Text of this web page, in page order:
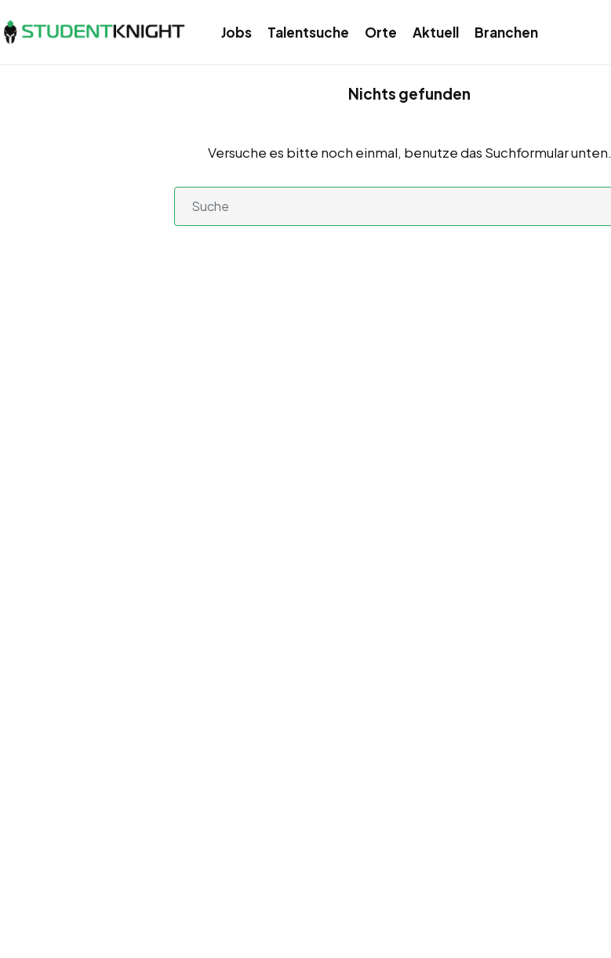
Jobs Talentsuche Orte Aktuell Branchen
Nichts gefunden
Versuche es bitte noch einmal, benutze das Suchformular unten.